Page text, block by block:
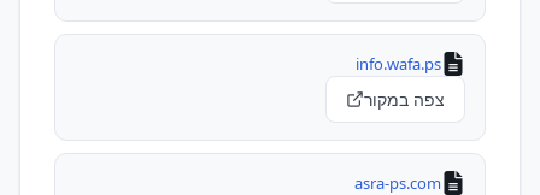
info.wafa.ps
צפה במקור
asra-ps.com